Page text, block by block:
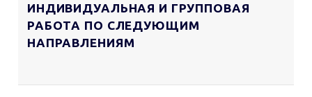
ИНДИВИДУАЛЬНАЯ И ГРУППОВАЯ
РАБОТА ПО СЛЕДУЮЩИМ
НАПРАВЛЕНИЯМ